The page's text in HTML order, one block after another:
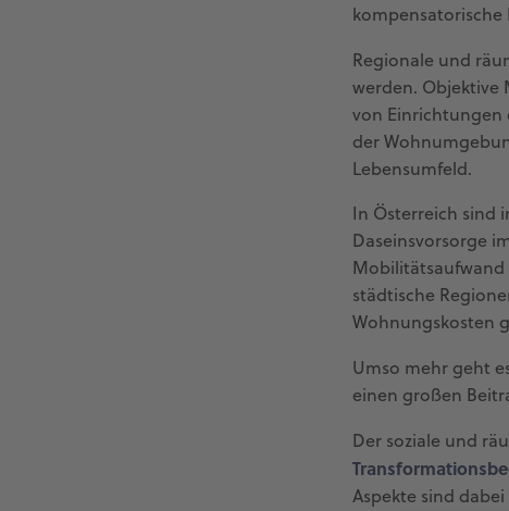
Regionale und
werden. Objektive
von Einrichtungen
der
Lebensumfeld.
In Österreich sind
Daseinsvorsorge
Mobilitätsaufwand
städtische
Wohnungskosten
Umso mehr geht
einen großen
Der soziale und
Aspekte sind